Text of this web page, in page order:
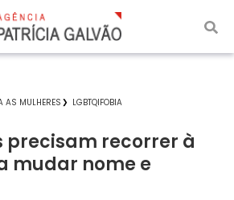
AS MULHERES LGBTQIFOBIA
precisam recorrer à
mudar nome e